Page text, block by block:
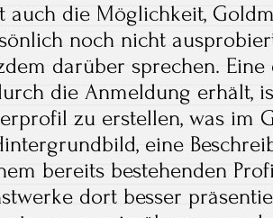
auch die Möglichkeit,
noch nicht
darüber sprechen.
die Anmeldung erhält,
zu erstellen, was im
eine
bereits bestehenden
dort besser